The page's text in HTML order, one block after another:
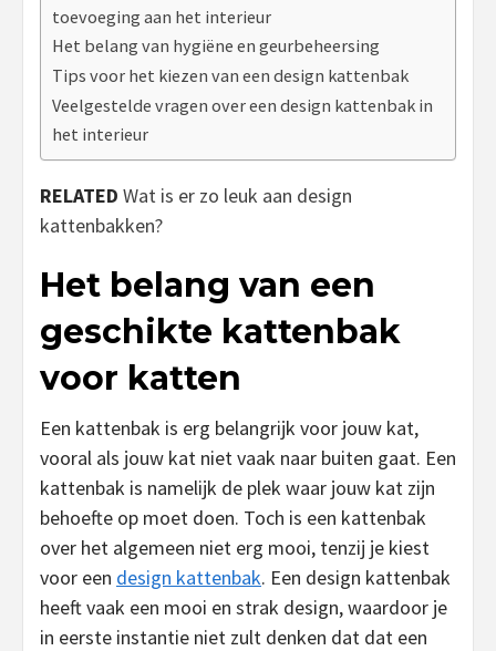
toevoeging aan het interieur
Het belang van hygiëne en geurbeheersing
Tips voor het kiezen van een design kattenbak
Veelgestelde vragen over een design kattenbak in
het interieur
RELATED Wat is er zo leuk aan design
kattenbakken?
Het belang van een
geschikte kattenbak
voor katten
Een kattenbak is erg belangrijk voor jouw kat,
vooral als jouw kat niet vaak naar buiten gaat. Een
kattenbak is namelijk de plek waar jouw kat zijn
behoefte op moet doen. Toch is een kattenbak
over het algemeen niet erg mooi, tenzij je kiest
voor een design kattenbak. Een design kattenbak
heeft vaak een mooi en strak design, waardoor je
in eerste instantie niet zult denken dat dat een